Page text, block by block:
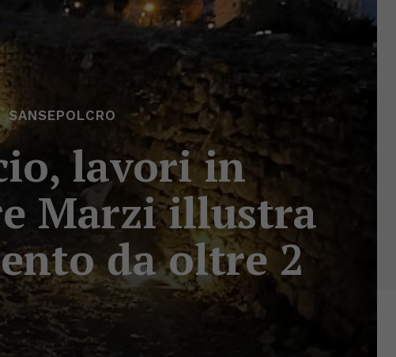
SANSEPOLCRO
lavori in
Marzi illustra
da oltre 2